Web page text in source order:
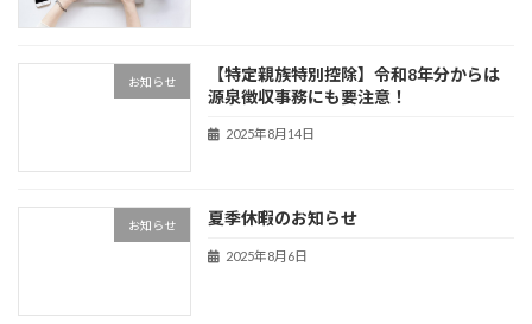
お知らせ
【特定親族特別控除】令和8年分からは
源泉徴収事務にも要注意！
2025年8月14日
お知らせ 夏季休暇のお知らせ
2025年8月6日